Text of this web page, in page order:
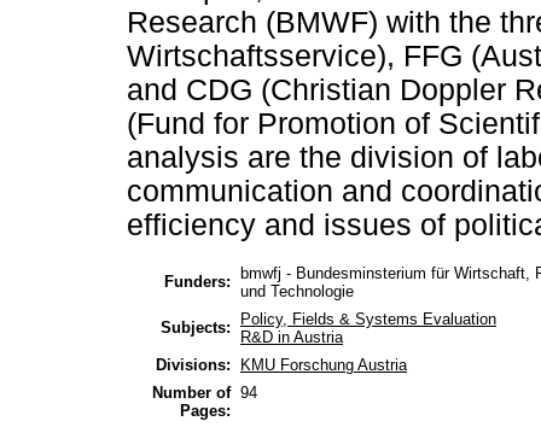
Research (BMWF) with the
Wirtschaftsservice), FFG
and CDG (Christian Doppler
(Fund for Promotion of
analysis are the division of
communication and
efficiency and issues of
Funders: bmwfj - Bundesminsterium für Wirtschaft,
und Technologie
Subjects:
Policy, Fields & Systems Evaluation
R&D in Austria
Divisions:
KMU Forschung Austria
Number of
Pages:
94